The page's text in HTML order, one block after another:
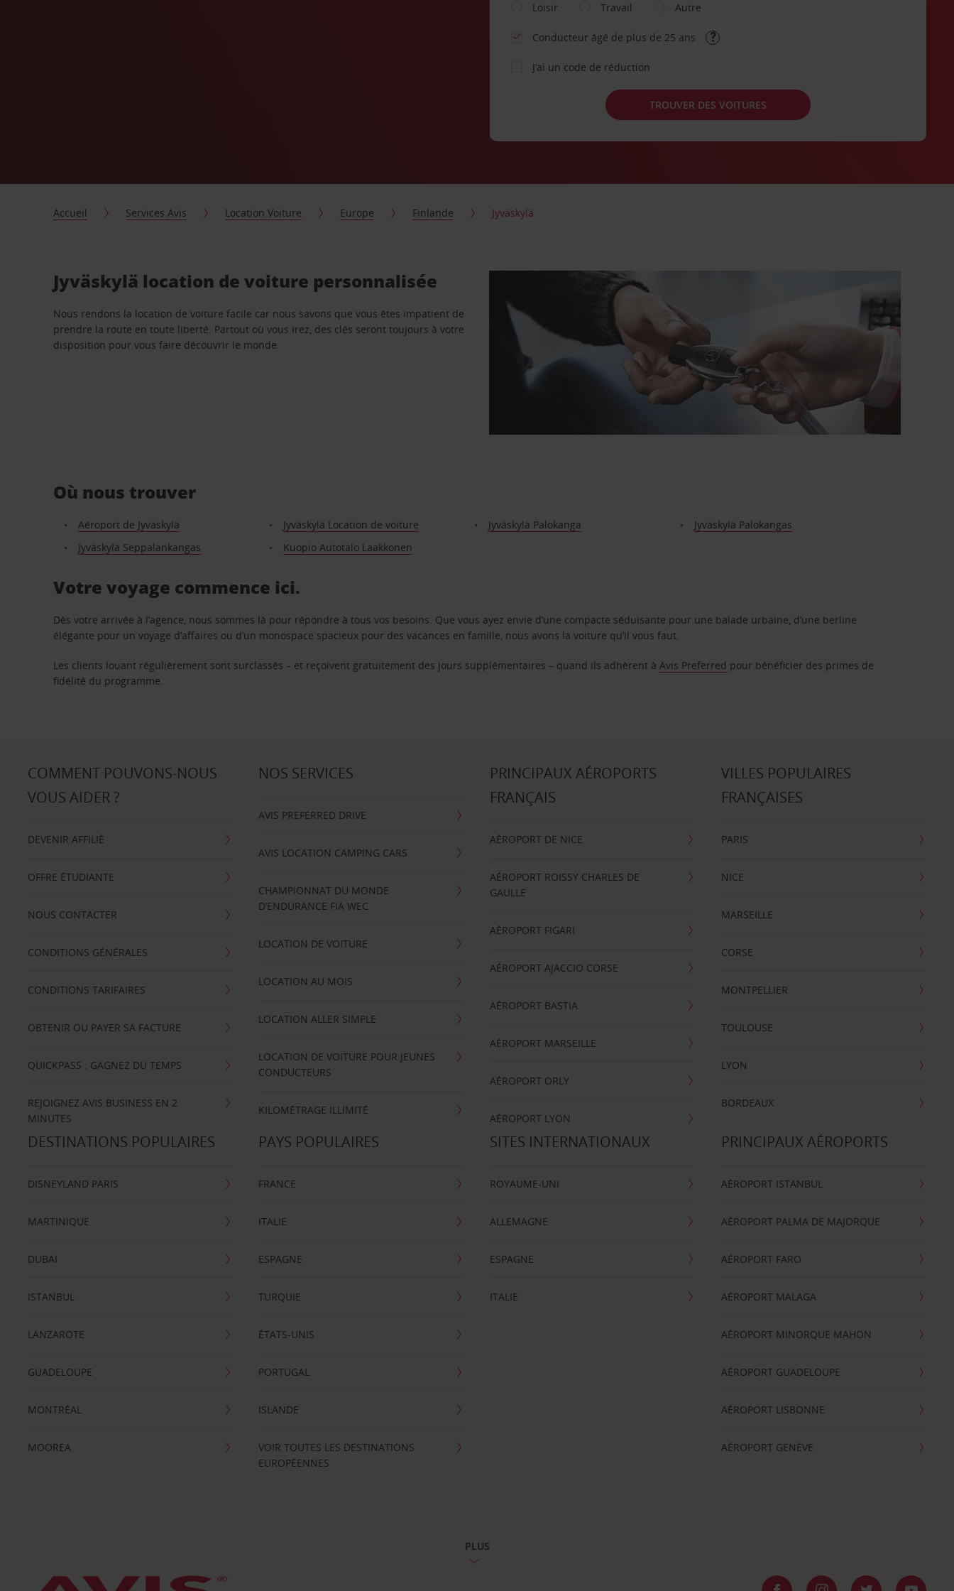
Loisir
Travail Autre
Conducteur âgé de plus de 25 ans
J’ai un code de réduction
TROUVER DES VOITURES
Accueil Services Avis Location Voiture Europe Finlande Jyväskylä
Jyväskylä location de voiture personnalisée
Nous rendons la location de voiture facile car nous savons que vous êtes impatient de
prendre la route en toute liberté. Partout où vous irez, des clés seront toujours à votre
disposition pour vous faire découvrir le monde.
Où nous trouver
Aéroport de Jyväskylä Jyväskylä Location de voiture Jyväskylä Palokanga
Jyväskylä Palokangas
Jyväskylä Seppalankangas
Kuopio Autotalo Laakkonen
Votre voyage commence ici.
Dès votre arrivée à l’agence, nous sommes là pour répondre à tous vos besoins. Que vous ayez envie d’une compacte séduisante pour une balade urbaine, d’une berline
élégante pour un voyage d’affaires ou d’un monospace spacieux pour des vacances en famille, nous avons la voiture qu’il vous faut.
Les clients louant régulièrement sont surclassés – et reçoivent gratuitement des jours supplémentaires – quand ils adhèrent àAvis Preferred pour bénéficier des primes de
fidélité du programme.
COMMENT POUVONS-NOUS
VOUS AIDER ?
DEVENIR AFFILIÉ
OFFRE ÉTUDIANTE
NOUS CONTACTER
CONDITIONS GÉNÉRALES
CONDITIONS TARIFAIRES
OBTENIR OU PAYER SA FACTURE
QUICKPASS : GAGNEZ DU TEMPS
REJOIGNEZ AVIS BUSINESS EN 2
MINUTES
NOS SERVICES
AVIS PREFERRED DRIVE
AVIS LOCATION CAMPING CARS
CHAMPIONNAT DU MONDE
D’ENDURANCE FIA WEC
LOCATION DE VOITURE
LOCATION AU MOIS
LOCATION ALLER SIMPLE
LOCATION DE VOITURE POUR JEUNES
CONDUCTEURS
KILOMÉTRAGE ILLIMITÉ
PRINCIPAUX AÉROPORTS
FRANÇAIS
AÉROPORT DE NICE
AÉROPORT ROISSY CHARLES DE
GAULLE
AÉROPORT FIGARI
AÉROPORT AJACCIO CORSE
AÉROPORT BASTIA
AÉROPORT MARSEILLE
AÉROPORT ORLY
AÉROPORT LYON
VILLES POPULAIRES
FRANÇAISES
PARIS
NICE
MARSEILLE
CORSE
MONTPELLIER
TOULOUSE
LYON
BORDEAUX
DESTINATIONS POPULAIRES
DISNEYLAND PARIS
MARTINIQUE
DUBAÏ
ISTANBUL
LANZAROTE
GUADELOUPE
MONTRÉAL
MOOREA
PAYS POPULAIRES
FRANCE
ITALIE
ESPAGNE
TURQUIE
ÉTATS-UNIS
PORTUGAL
ISLANDE
VOIR TOUTES LES DESTINATIONS
EUROPÉENNES
SITES INTERNATIONAUX
ROYAUME-UNI
ALLEMAGNE
ESPAGNE
ITALIE
PRINCIPAUX AÉROPORTS
AÉROPORT ISTANBUL
AÉROPORT PALMA DE MAJORQUE
AÉROPORT FARO
AÉROPORT MALAGA
AÉROPORT MINORQUE MAHON
AÉROPORT GUADELOUPE
AÉROPORT LISBONNE
AÉROPORT GENÈVE
PLUS